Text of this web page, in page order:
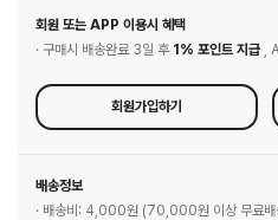
회원 또는 APP 이용시 혜택
· 구매시 배송완료 3일 후 1% 포인트 지급 ,
회원가입하기
배송정보
· 배송비: 4,000원 (70,000원 이상 무료배